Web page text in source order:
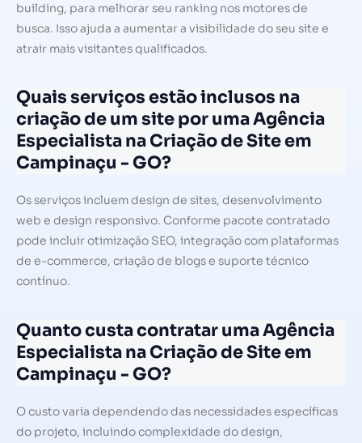
building, para melhorar seu ranking nos motores de
busca. Isso ajuda a aumentar a visibilidade do seu site e
atrair mais visitantes qualificados.
Quais serviços estão inclusos na
criação de um site por uma Agência
Especialista na Criação de Site em
Campinaçu - GO?
Os serviços incluem design de sites, desenvolvimento
web e design responsivo. Conforme pacote contratado
pode incluir otimização SEO, integração com plataformas
de e-commerce, criação de blogs e suporte técnico
contínuo.
Quanto custa contratar uma Agência
Especialista na Criação de Site em
Campinaçu - GO?
O custo varia dependendo das necessidades específicas
do projeto, incluindo complexidade do design,